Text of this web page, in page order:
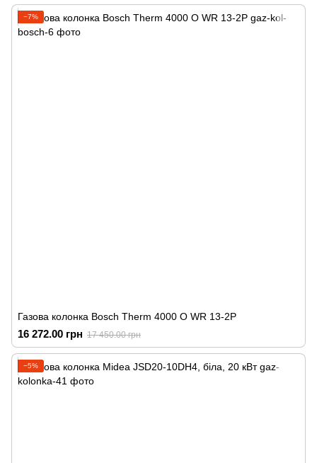
−7%
Газова колонка Bosch Therm 4000 O WR 13-2P
16 272.00 грн 17 450.00 грн
−5%